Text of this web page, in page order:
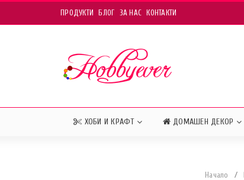
ПРОДУКТИ БЛОГ ЗА НАС КОНТАКТИ
ХОБИ И КРАФТ ДОМАШЕН ДЕКОР
Начало /